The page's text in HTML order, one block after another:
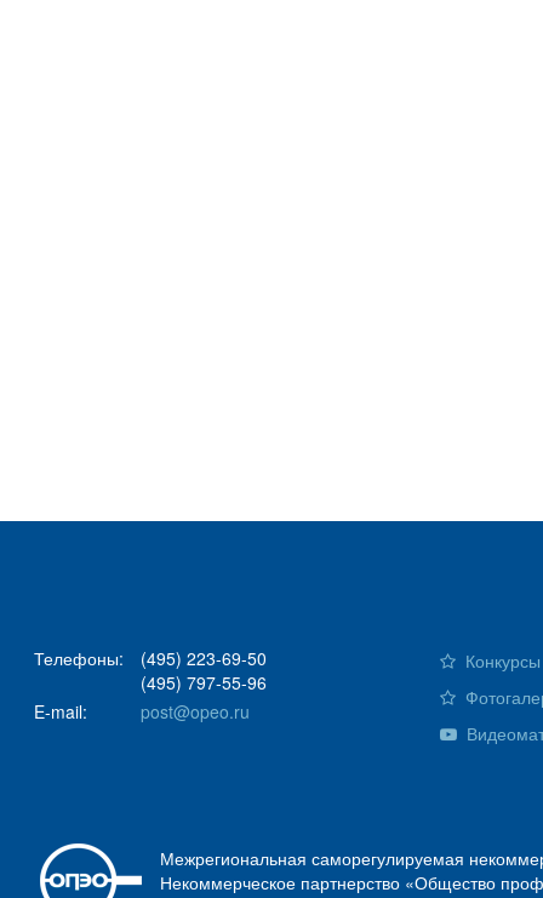
Телефоны:
(495) 223-69-50
(495) 797-55-96
E-mail:
post@opeo.ru
Межрегиональная саморегулируемая
Некоммерческое партнерство «Общество